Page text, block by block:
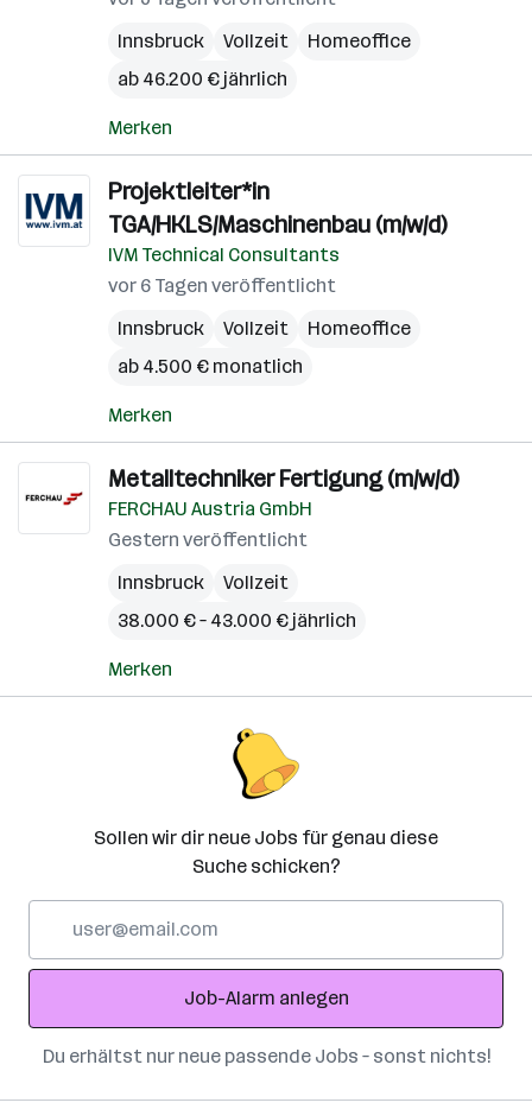
Innsbruck
Vollzeit
Homeoffice
ab 46.200 € jährlich
Merken
Projektleiter*in
TGA/HKLS/Maschinenbau (m/w/d)
IVM Technical Consultants
vor 6 Tagen veröffentlicht
Innsbruck
Vollzeit
Homeoffice
ab 4.500 € monatlich
Merken
Metalltechniker Fertigung (m/w/d)
FERCHAU Austria GmbH
Gestern veröffentlicht
Innsbruck
Vollzeit
38.000 € – 43.000 € jährlich
Merken
Sollen wir dir neue Jobs für genau diese
Suche schicken?
Adresse
Job-Alarm anlegen
Du erhältst nur neue passende Jobs – sonst nichts!